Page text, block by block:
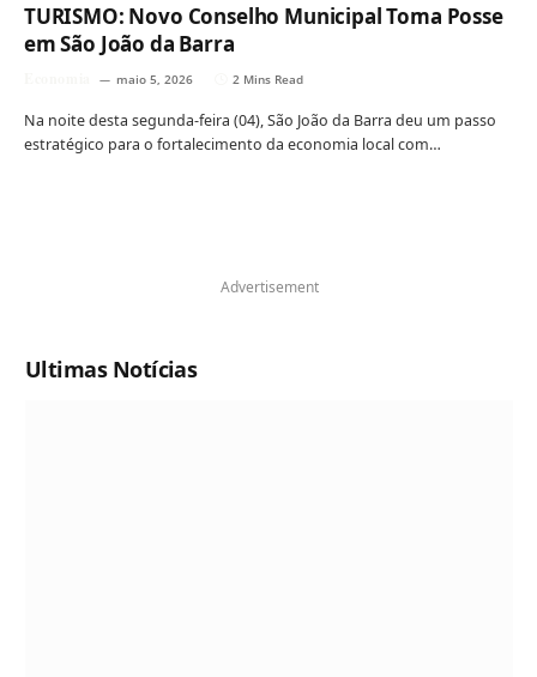
TURISMO: Novo Conselho Municipal Toma Posse
em São João da Barra
maio 5, 2026 2 Mins Read
Na noite desta segunda-feira (04), São João da Barra deu um passo
estratégico para o fortalecimento da economia local com…
Advertisement
Ultimas Notícias